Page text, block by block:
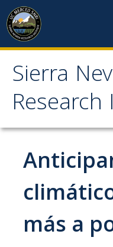
Skip to content
Sierra
Sierra
Institute
About
Mission
History
Reports
más a